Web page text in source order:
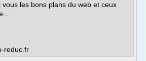
les bons plans du web et ceux
reduc.fr